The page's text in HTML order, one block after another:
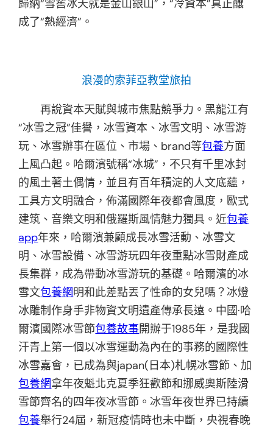
歸納“雪窖冰天就是金山銀山”，“冷資本”真正釀
成了“熱經濟”。
浪漫的索菲亞教堂旅拍
再說資本天賦與城市焦點競爭力。黑龍江有
“冰雪之冠”佳譽，冰雪資本、冰雪文明、冰雪游
玩、冰雪辦事在區位、市場、brand等包養方面
上風凸起。哈爾濱號稱“冰城”，不只有千里冰封
的風土著土偶情，並且有百年積淀的人文底蘊，
工具方文明融合，佈滿國際年夜都會風度，歐式
建筑、音樂文明和俄羅斯風情魅力獨具。近包養
app年來，哈爾濱兼顧成長冰雪活動、冰雪文
明、冰雪設備、冰雪游玩四年夜重點冰雪財產成
長集群，成為帶動冰雪游玩的基礎。哈爾濱的冰
雪文包養網明和此差點丟了性命的女兒嗎？冰燈
冰雕制作身手非物資文明遺產傳承長遠。中國·哈
爾濱國際冰雪節包養故事開辦于1985年，是我國
汗青上第一個以冰雪運動為內在的事務的國際性
冰雪嘉會，已成為與japan(日本)札幌冰雪節、加
包養網拿年夜魁北克夏季狂歡節和挪威奧斯陸滑
雪節齊名的四年夜冰雪節。冰雪年夜世界已持續
包養舉行24屆，新冠疫情時也未中斷，央視春晚